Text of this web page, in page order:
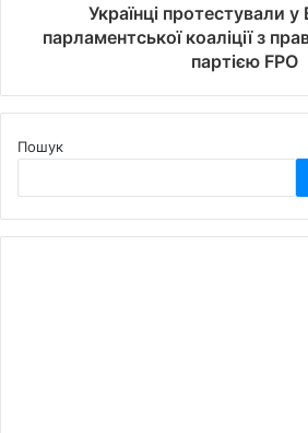
Українці протестували у
парламентської коаліції з
партією FPO
Пошук